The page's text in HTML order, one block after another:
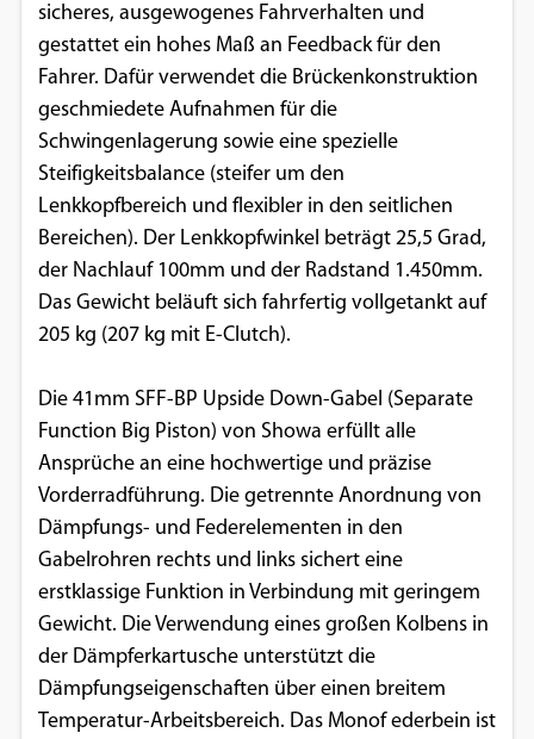
sicheres, ausgewogenes Fahrverhalten und
gestattet ein hohes Maß an Feedback für den
Fahrer. Dafür verwendet die Brückenkonstruktion
geschmiedete Aufnahmen für die
Schwingenlagerung sowie eine spezielle
Steifigkeitsbalance (steifer um den
Lenkkopfbereich und flexibler in den seitlichen
Bereichen). Der Lenkkopfwinkel beträgt 25,5 Grad,
der Nachlauf 100mm und der Radstand 1.450mm.
Das Gewicht beläuft sich fahrfertig vollgetankt auf
205 kg (207 kg mit E-Clutch).
Die 41mm SFF­-BP Upside Down­-Gabel (Separate
Function Big Piston) von Showa erfüllt alle
Ansprüche an eine hochwertige und präzise
Vorderradführung. Die getrennte Anordnung von
Dämpfungs­- und Federelementen in den
Gabelrohren rechts und links sichert eine
erstklassige Funktion in Verbindung mit geringem
Gewicht. Die Verwendung eines großen Kolbens in
der Dämpferkartusche unterstützt die
Dämpfungseigenschaften über einen breitem
Temperatur-Arbeitsbereich. Das Monof ederbein ist